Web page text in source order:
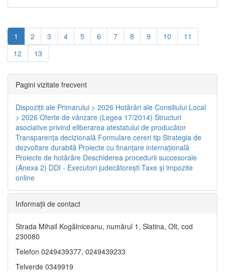
1 2 3 4 5 6 7 8 9 10
11
12
13
Pagini vizitate frecvent
Dispoziţii ale Primarului > 2026 Hotărâri ale Consiliului Local
> 2026 Oferte de vânzare (Legea 17/2014) Structuri
asociative privind eliberarea atestatului de producător
Transparenţa decizională Formulare cereri tip Strategia de
dezvoltare durabilă Proiecte cu finanţare internaţională
Proiecte de hotărâre Deschiderea procedurii succesorale
(Anexa 2) DDI - Executori judecătorești Taxe şi impozite
online
Informaţii de contact
Strada Mihail Kogălniceanu, numărul 1, Slatina, Olt, cod
230080
Telefon 0249439377, 0249439233
Telverde 0349919